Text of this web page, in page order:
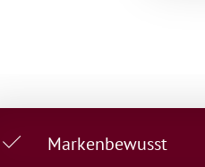
Markenbewusst